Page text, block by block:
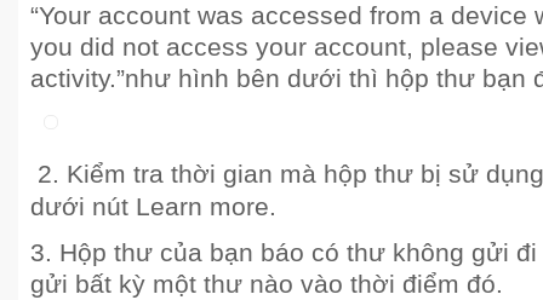
“Your account was accessed from a device
you did not access your account, please
activity.”như hình bên dưới thì hộp thư bạn
2. Kiểm tra thời gian mà hộp thư bị sử
dưới nút Learn more.
3. Hộp thư của bạn báo có thư không gửi
gửi bất kỳ một thư nào vào thời điểm đó.